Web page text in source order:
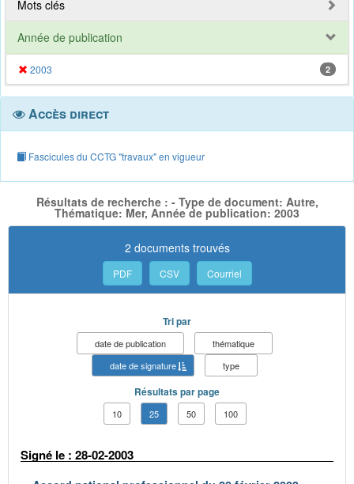
Mots clés
Année de publication
2003 2
Accès direct
Fascicules du CCTG "travaux" en vigueur
Résultats de recherche : - Type de document: Autre,
Thématique: Mer, Année de publication: 2003
2 documents trouvés
PDF CSV Courriel
Tri par
date de publication
thématique
date de signature
type
Résultats par page
10 25 50 100
Signé le : 28-02-2003